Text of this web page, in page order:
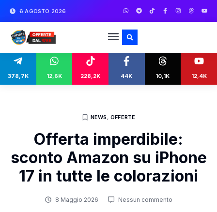
6 AGOSTO 2026
378,7K 12,6K 228,2K 44K 10,1K 12,4K
NEWS , OFFERTE
Offerta imperdibile:
sconto Amazon su iPhone
17 in tutte le colorazioni
8 Maggio 2026 Nessun commento